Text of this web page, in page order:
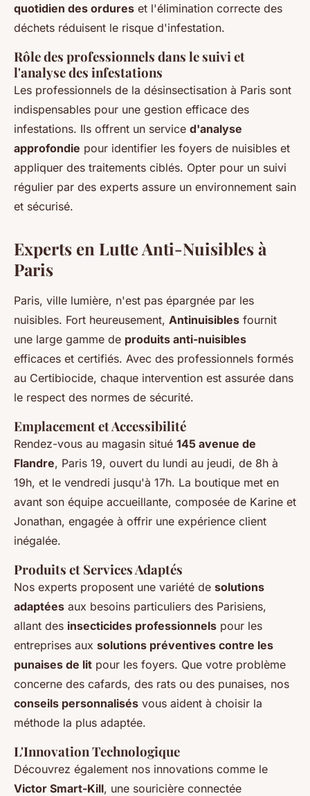
quotidien des ordures et l'élimination correcte des
déchets réduisent le risque d'infestation.
Rôle des professionnels dans le suivi et
l'analyse des infestations
Les professionnels de la désinsectisation à Paris sont
indispensables pour une gestion efficace des
infestations. Ils offrent un service d'analyse
approfondie pour identifier les foyers de nuisibles et
appliquer des traitements ciblés. Opter pour un suivi
régulier par des experts assure un environnement sain
et sécurisé.
Experts en Lutte Anti-Nuisibles à
Paris
Paris, ville lumière, n'est pas épargnée par les
nuisibles. Fort heureusement, Antinuisibles fournit
une large gamme de produits anti-nuisibles
efficaces et certifiés. Avec des professionnels formés
au Certibiocide, chaque intervention est assurée dans
le respect des normes de sécurité.
Emplacement et Accessibilité
Rendez-vous au magasin situé 145 avenue de
Flandre, Paris 19, ouvert du lundi au jeudi, de 8h à
19h, et le vendredi jusqu'à 17h. La boutique met en
avant son équipe accueillante, composée de Karine et
Jonathan, engagée à offrir une expérience client
inégalée.
Produits et Services Adaptés
Nos experts proposent une variété de solutions
adaptées aux besoins particuliers des Parisiens,
allant des insecticides professionnels pour les
entreprises aux solutions préventives contre les
punaises de lit pour les foyers. Que votre problème
concerne des cafards, des rats ou des punaises, nos
conseils personnalisés vous aident à choisir la
méthode la plus adaptée.
L'Innovation Technologique
Découvrez également nos innovations comme le
Victor Smart-Kill, une souricière connectée